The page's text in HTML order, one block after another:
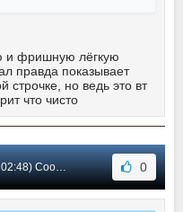
и фришную лёгкую
правда показывает
строчке, но ведь это вт
что чисто
#99 0